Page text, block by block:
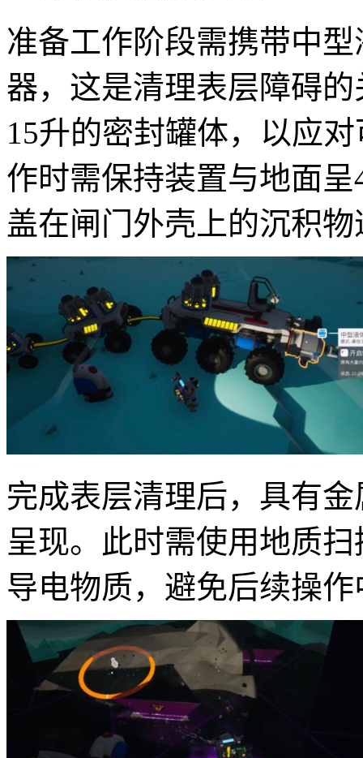
准备工作阶段需携带中
器，这是清理表层障碍
15升的密封罐体，以应
作时需保持装置与地面
盖在闸门外壳上的沉积
完成表层清理后，具有
呈现。此时需使用地质
导电物质，避免后续操